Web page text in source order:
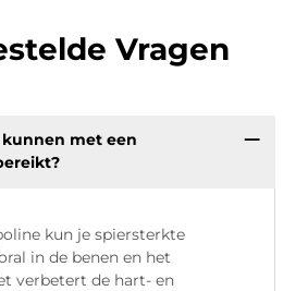
Vragen
met een
kun je spiersterkte
in de benen en het
verbetert de hart- en